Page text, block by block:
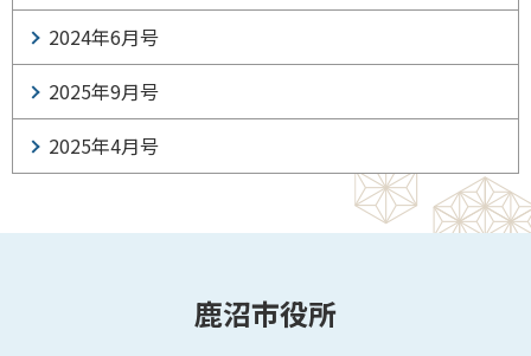
2024年6月号
2025年9月号
2025年4月号
鹿沼市役所